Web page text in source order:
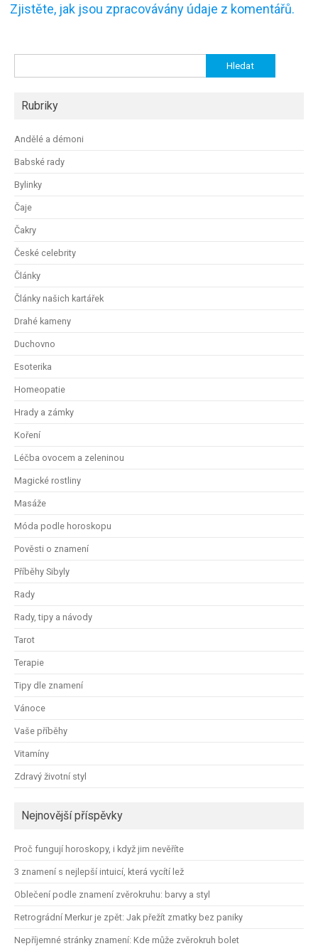
Zjistěte, jak jsou zpracovávány údaje z komentářů.
Rubriky
Andělé a démoni
Babské rady
Bylinky
Čaje
Čakry
České celebrity
Články
Články našich kartářek
Drahé kameny
Duchovno
Esoterika
Homeopatie
Hrady a zámky
Koření
Léčba ovocem a zeleninou
Magické rostliny
Masáže
Móda podle horoskopu
Pověsti o znamení
Příběhy Sibyly
Rady
Rady, tipy a návody
Tarot
Terapie
Tipy dle znamení
Vánoce
Vaše příběhy
Vitamíny
Zdravý životní styl
Nejnovější příspěvky
Proč fungují horoskopy, i když jim nevěříte
3 znamení s nejlepší intuicí, která vycítí lež
Oblečení podle znamení zvěrokruhu: barvy a styl
Retrográdní Merkur je zpět: Jak přežít zmatky bez paniky
Nepříjemné stránky znamení: Kde může zvěrokruh bolet